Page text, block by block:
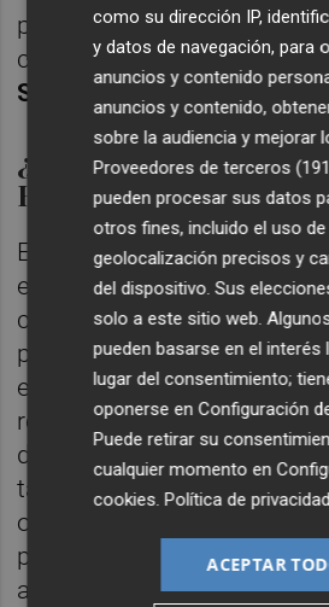
primero desde que ambos
coincidieran en la2017/18
Segunda B.
¿Pagarán los
Hércules?
El abono 2025/26 del
encuentro de
creer que el choque del 23
presentación (canta que
encuentra, en el caso del
recibir un empujón
distinto del de la venta de
tanto, los abonados
obligados a pasar por caja
público en general
aficionados del Elche que
como su dirección IP,
y datos de navegación, para
anuncios y contenido
anuncios y contenido,
sobre la audiencia y mejorar
Proveedores de terceros
pueden procesar sus datos
otros fines, incluido el uso
geolocalización precisos y
del dispositivo. Sus
solo a este sitio web.
pueden basarse en el interés
lugar del consentimiento;
oponerse enConfiguración
Puede retirar su
cualquier momento en
cookies.Política de privacidad
ACEPTAR